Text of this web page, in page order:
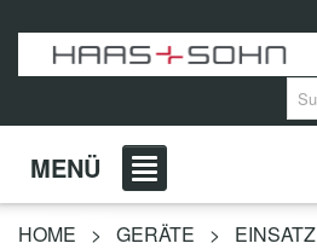
MENÜ
HOME > GERÄTE > EINSATZ